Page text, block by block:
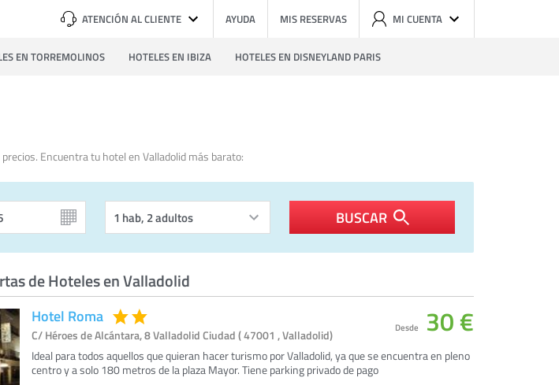
ATENCIÓN AL CLIENTE AYUDA MIS RESERVAS MI CUENTA
EN TORREMOLINOS HOTELES EN IBIZA HOTELES EN DISNEYLAND PARIS
Encuentra tu hotel en Valladolid más barato:
BUSCAR
de Hoteles en Valladolid
Hotel Roma
C/ Héroes de Alcántara, 8 Valladolid Ciudad ( 47001 , Valladolid)
Ideal para todos aquellos que quieran hacer turismo por Valladolid, ya que se encuentra en pleno
centro y a solo 180 metros de la plaza Mayor. Tiene parking privado de pago
Desde 30 €